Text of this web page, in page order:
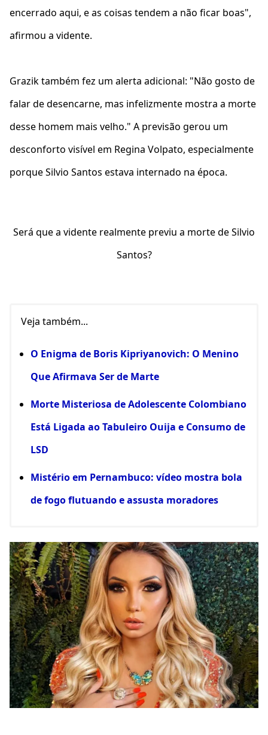
encerrado aqui, e as coisas tendem a não ficar boas",
afirmou a vidente.
Grazik também fez um alerta adicional: "Não gosto de
falar de desencarne, mas infelizmente mostra a morte
desse homem mais velho." A previsão gerou um
desconforto visível em Regina Volpato, especialmente
porque Silvio Santos estava internado na época.
Será que a vidente realmente previu a morte de Silvio
Santos?
Veja também...
O Enigma de Boris Kipriyanovich: O Menino
Que Afirmava Ser de Marte
Morte Misteriosa de Adolescente Colombiano
Está Ligada ao Tabuleiro Ouija e Consumo de
LSD
Mistério em Pernambuco: vídeo mostra bola
de fogo flutuando e assusta moradores